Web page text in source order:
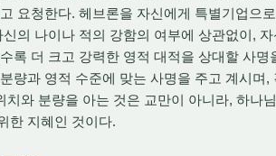
요청한다. 헤브론을 자신에게 특별기업으
의 나이나 적의 강함의 여부에 상관없이,
록 더 크고 강력한 영적 대적을 상대할 사
량과 영적 수준에 맞는 사명을 주고 계시며
와 분량을 아는 것은 교만이 아니라, 하나
한 지혜인 것이다.